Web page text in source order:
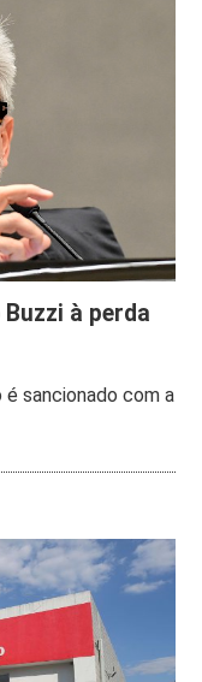
à perda
é sancionado com a